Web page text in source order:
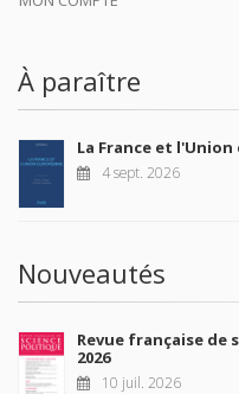
À paraître
La France et
4 sept. 2026
Nouveautés
Revue française de
2026
10 juil. 2026